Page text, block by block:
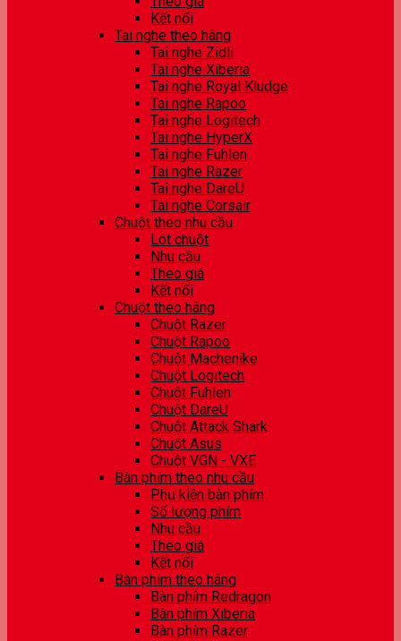
Kết nối
Tai nghe theo hãng
Tai nghe Zidli
Tai nghe Xiberia
Tai nghe Royal Kludge
Tai nghe Rapoo
Tai nghe Logitech
Tai nghe HyperX
Tai nghe Fuhlen
Tai nghe Razer
Tai nghe DareU
Tai nghe Corsair
Chuột theo nhu cầu
Lót chuột
Nhu cầu
Theo giá
Kết nối
Chuột theo hãng
Chuột Razer
Chuột Rapoo
Chuột Machenike
Chuột Logitech
Chuột Fuhlen
Chuột DareU
Chuột Attack Shark
Chuột Asus
Chuột VGN - VXE
Bàn phím theo nhu cầu
Phụ kiện bàn phím
Số lượng phím
Nhu cầu
Theo giá
Kết nối
Bàn phím theo hãng
Bàn phím Redragon
Bàn phím Xiberia
Bàn phím Razer